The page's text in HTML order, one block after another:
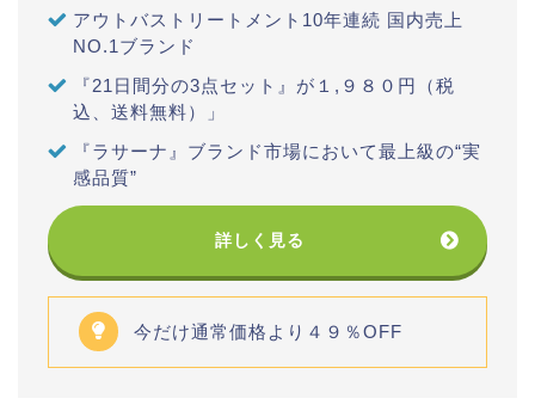
アウトバストリートメント10年連続 国内売上
NO.1ブランド
『21日間分の3点セット』が１,９８０円（税
込、送料無料）」
『ラサーナ』ブランド市場において最上級の“実
感品質”
詳しく見る
今だけ通常価格より４９％OFF